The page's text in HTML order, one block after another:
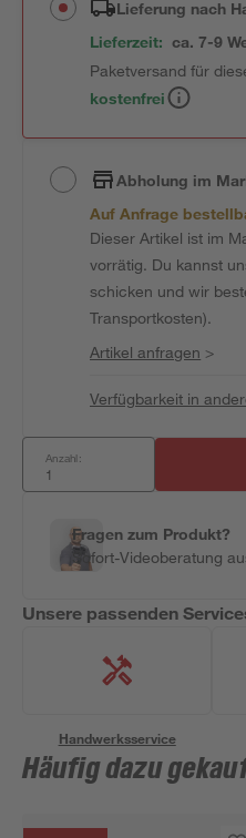
Lieferung nach
Lieferzeit: ca. 7-9
Paketversand für
kostenfrei
Abholung im
Auf Anfrage
Dieser Artikel ist im
vorrätig. Du kannst
schicken und wir
Transportkosten).
Artikel anfragen >
Verfügbarkeit in
Anzahl:
Fragen zum Produkt?
Sofort-Videoberatung
Unsere passenden
Handwerksservice
Häufig dazu